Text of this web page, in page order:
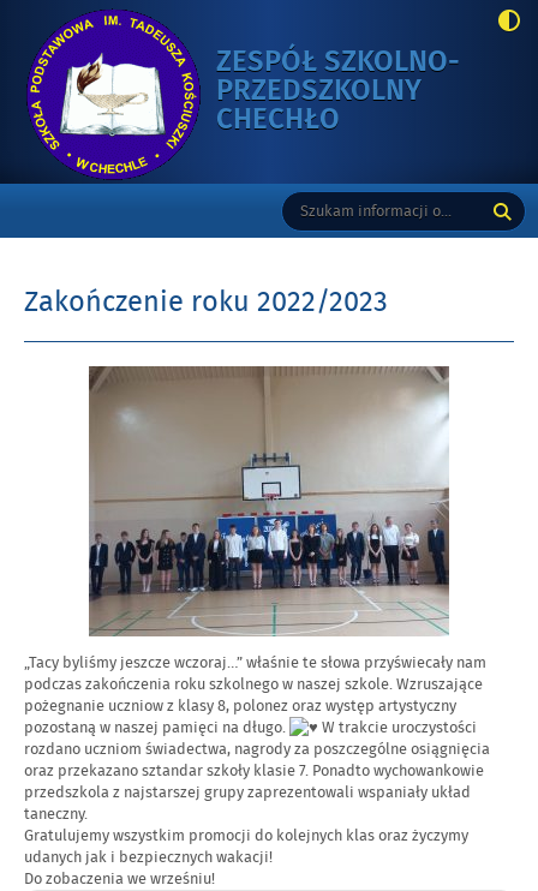
ZESPÓŁ SZKOLNO-
PRZEDSZKOLNY
CHECHŁO
ROKU
2022/2023
Wyszukiwarka
Tutaj
wpisz
szukaną
Zakończenie roku 2022/2023
Opublikowano
„Tacy byliśmy jeszcze wczoraj…” właśnie te słowa przyświecały nam
podczas zakończenia roku szkolnego w naszej szkole. Wzruszające
pożegnanie uczniow z klasy 8, polonez oraz występ artystyczny
pozostaną w naszej pamięci na długo.
W trakcie uroczystości
rozdano uczniom świadectwa, nagrody za poszczególne osiągnięcia
oraz przekazano sztandar szkoły klasie 7. Ponadto wychowankowie
przedszkola z najstarszej grupy zaprezentowali wspaniały układ
taneczny.
Gratulujemy wszystkim promocji do kolejnych klas oraz życzymy
udanych jak i bezpiecznych wakacji!
Do zobaczenia we wrześniu!